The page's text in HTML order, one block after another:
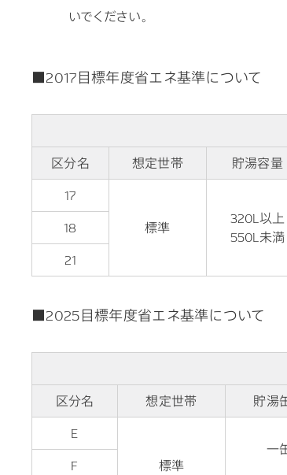
いでください。
■2017目標年度省エネ基準について
区分名 想定世帯 貯湯容量
17
標準
320L以上
550L未満
18
21
■2025目標年度省エネ基準について
区分名 想定世帯 貯湯
E
標準
一
F